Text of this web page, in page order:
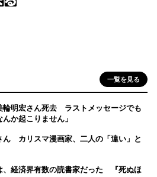
一覧を見る
輪明宏さん死去 ラストメッセージでも
か起こりません」
ん カリスマ漫画家、二人の「違い」と
、経済界有数の読書家だった 『死ぬほ